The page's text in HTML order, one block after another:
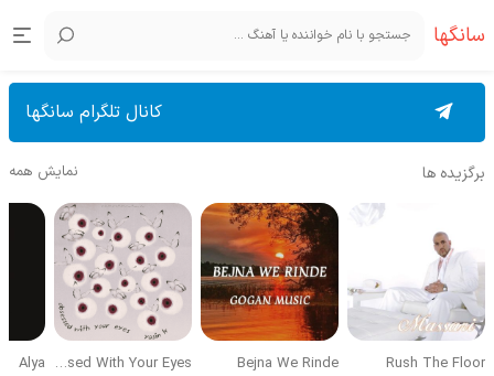
سانگها
کانال تلگرام سانگها
برگزیده ها نمایش همه
Rush The Floor
Bejna We Rinde
Obsessed With Your Eyes
Alya